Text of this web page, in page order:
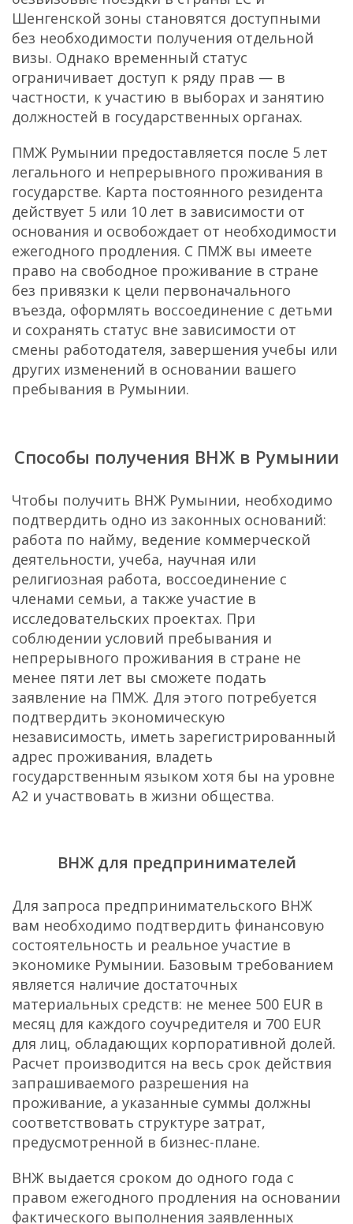
Шенгенской зоны становятся доступными
без необходимости получения отдельной
визы. Однако временный статус
ограничивает доступ к ряду прав — в
частности, к участию в выборах и занятию
должностей в государственных органах.
ПМЖ Румынии предоставляется после 5 лет
легального и непрерывного проживания в
государстве. Карта постоянного резидента
действует 5 или 10 лет в зависимости от
основания и освобождает от необходимости
ежегодного продления. С ПМЖ вы имеете
право на свободное проживание в стране
без привязки к цели первоначального
въезда, оформлять воссоединение с детьми
и сохранять статус вне зависимости от
смены работодателя, завершения учебы или
других изменений в основании вашего
пребывания в Румынии.
Способы получения ВНЖ в Румынии
Чтобы получить ВНЖ Румынии, необходимо
подтвердить одно из законных оснований:
работа по найму, ведение коммерческой
деятельности, учеба, научная или
религиозная работа, воссоединение с
членами семьи, а также участие в
исследовательских проектах. При
соблюдении условий пребывания и
непрерывного проживания в стране не
менее пяти лет вы сможете подать
заявление на ПМЖ. Для этого потребуется
подтвердить экономическую
независимость, иметь зарегистрированный
адрес проживания, владеть
государственным языком хотя бы на уровне
А2 и участвовать в жизни общества.
ВНЖ для предпринимателей
Для запроса предпринимательского ВНЖ
вам необходимо подтвердить финансовую
состоятельность и реальное участие в
экономике Румынии. Базовым требованием
является наличие достаточных
материальных средств: не менее 500 EUR в
месяц для каждого соучредителя и 700 EUR
для лиц, обладающих корпоративной долей.
Расчет производится на весь срок действия
запрашиваемого разрешения на
проживание, а указанные суммы должны
соответствовать структуре затрат,
предусмотренной в бизнес-плане.
ВНЖ выдается сроком до одного года с
правом ежегодного продления на основании
фактического выполнения заявленных